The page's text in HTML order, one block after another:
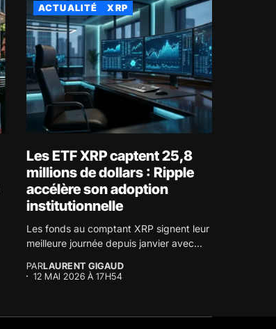
ACTUALITÉ XRP
Les ETF XRP captent 25,8
millions de dollars : Ripple
accélère son adoption
institutionnelle
Les fonds au comptant XRP signent leur
meilleure journée depuis janvier avec...
PARLAURENT GIGAUD
12 MAI 2026 À 17H54